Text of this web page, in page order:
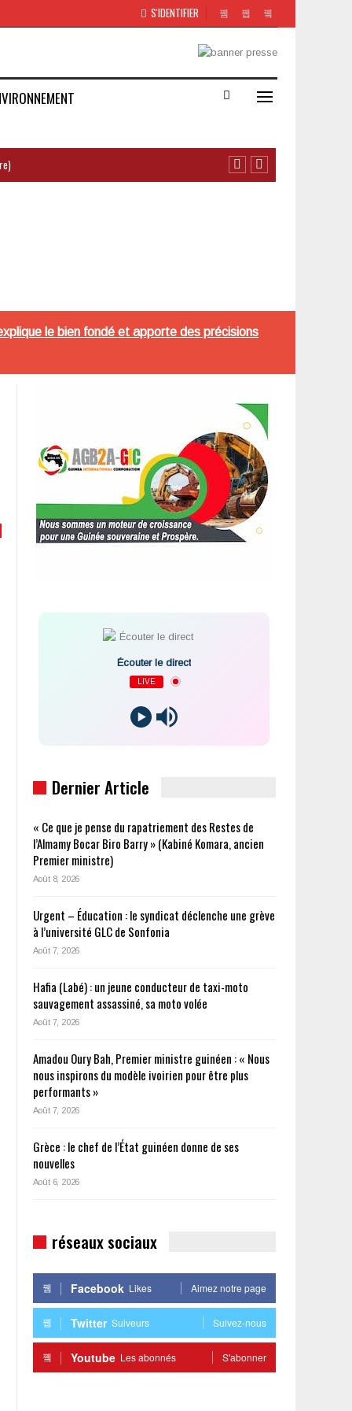
S'IDENTIFIER
le bien fondé et apporte des précisions
Écouter le direct
LIVE
Dernier Article
« Ce que je pense du rapatriement des Restes de
l’Almamy Bocar Biro Barry » (Kabiné Komara, ancien
Premier ministre)
Août 8, 2026
Urgent – Éducation : le syndicat déclenche une grève
à l’université GLC de Sonfonia
Août 7, 2026
Hafia (Labé) : un jeune conducteur de taxi-moto
sauvagement assassiné, sa moto volée
Août 7, 2026
Amadou Oury Bah, Premier ministre guinéen : « Nous
nous inspirons du modèle ivoirien pour être plus
performants »
Août 7, 2026
Grèce : le chef de l’État guinéen donne de ses
nouvelles
Août 6, 2026
réseaux sociaux
Facebook Likes Aimez notre page
Twitter Suiveurs Suivez-nous
Youtube Les abonnés S'abonner